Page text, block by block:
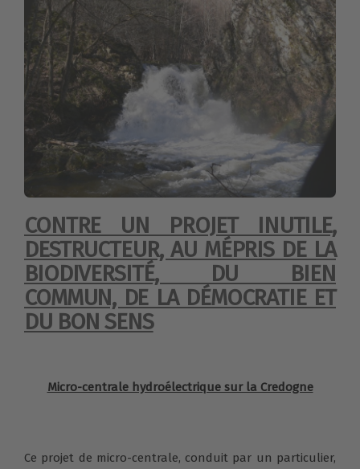
CONTRE UN PROJET INUTILE,
DESTRUCTEUR, AU MÉPRIS DE LA
BIODIVERSITÉ, DU BIEN
COMMUN, DE LA DÉMOCRATIE ET
DU BON SENS
Micro-centrale hydroélectrique sur la Credogne
Ce projet de micro-centrale, conduit par un particulier,